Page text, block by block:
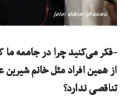
-فکر می‌کنید چرا در جامعه ما
از همین افراد مثل خانم
تناقصی ندارد؟